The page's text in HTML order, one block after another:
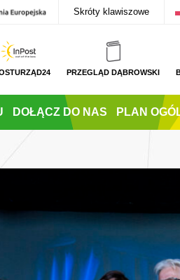
Skróty klawiszowe
PRZEGLĄD DĄBROWSKI
DOŁĄCZ DO NAS PLAN